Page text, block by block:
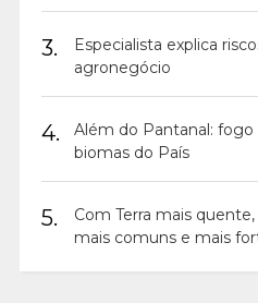
3.
Especialista explica
agronegócio
4.
Além do Pantanal: fogo
biomas do País
5.
Com Terra mais
mais comuns e mais